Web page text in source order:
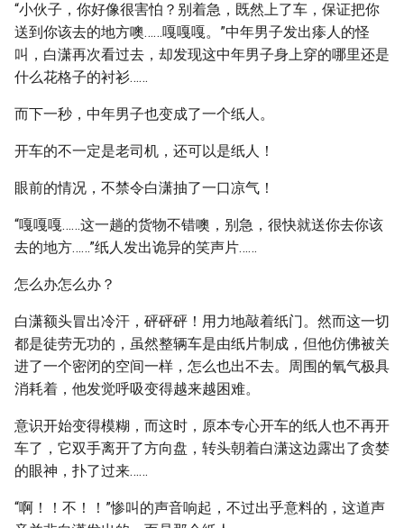
“小伙子，你好像很害怕？别着急，既然上了车，保证把你
送到你该去的地方噢……嘎嘎嘎。”中年男子发出瘆人的怪
叫，白潇再次看过去，却发现这中年男子身上穿的哪里还是
什么花格子的衬衫……
而下一秒，中年男子也变成了一个纸人。
开车的不一定是老司机，还可以是纸人！
眼前的情况，不禁令白潇抽了一口凉气！
“嘎嘎嘎……这一趟的货物不错噢，别急，很快就送你去你该
去的地方……”纸人发出诡异的笑声片……
怎么办怎么办？
白潇额头冒出冷汗，砰砰砰！用力地敲着纸门。然而这一切
都是徒劳无功的，虽然整辆车是由纸片制成，但他仿佛被关
进了一个密闭的空间一样，怎么也出不去。周围的氧气极具
消耗着，他发觉呼吸变得越来越困难。
意识开始变得模糊，而这时，原本专心开车的纸人也不再开
车了，它双手离开了方向盘，转头朝着白潇这边露出了贪婪
的眼神，扑了过来……
“啊！！不！！”惨叫的声音响起，不过出乎意料的，这道声